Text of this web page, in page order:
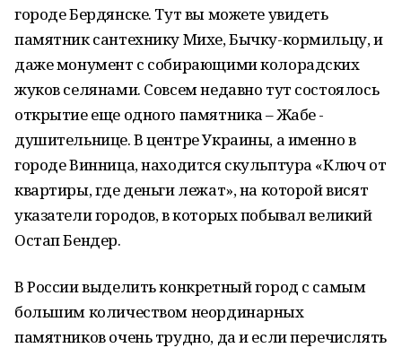
городе Бердянске. Тут вы можете увидеть
памятник сантехнику Михе, Бычку-кормильцу, и
даже монумент с собирающими колорадских
жуков селянами. Совсем недавно тут состоялось
открытие еще одного памятника – Жабе -
душительнице. В центре Украины, а именно в
городе Винница, находится скульптура «Ключ от
квартиры, где деньги лежат», на которой висят
указатели городов, в которых побывал великий
Остап Бендер.
В России выделить конкретный город с самым
большим количеством неординарных
памятников очень трудно, да и если перечислять